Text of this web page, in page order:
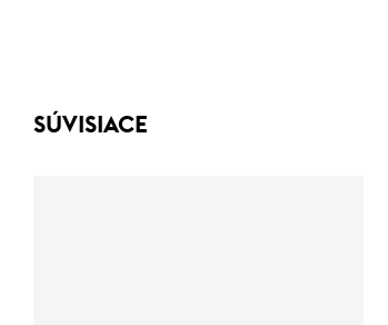
SÚVISIACE